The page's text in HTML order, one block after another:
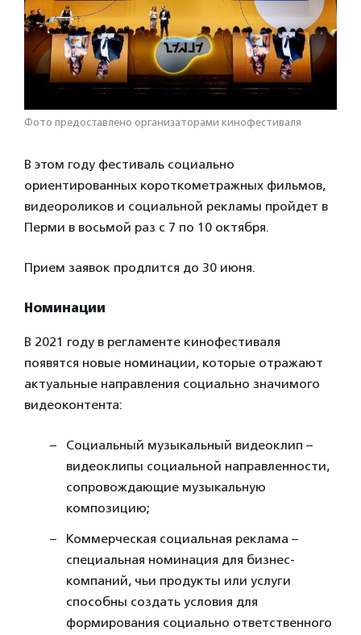
Фото предоставлено организаторами кинофестиваля
В этом году фестиваль социально
ориентированных короткометражных фильмов,
видеороликов и социальной рекламы пройдет в
Перми в восьмой раз с 7 по 10 октября.
Прием заявок продлится до 30 июня.
Номинации
В 2021 году в регламенте кинофестиваля
появятся новые номинации, которые отражают
актуальные направления социально значимого
видеоконтента:
Социальный музыкальный видеоклип –
видеоклипы социальной направленности,
сопровождающие музыкальную
композицию;
Коммерческая социальная реклама –
специальная номинация для бизнес-
компаний, чьи продукты или услуги
способны создать условия для
формирования социально ответственного